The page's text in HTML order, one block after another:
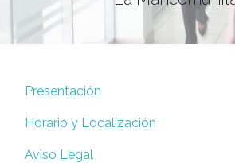
Presentación
Horario y Localización
Aviso Legal